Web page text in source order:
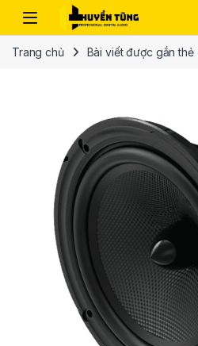
Trang chủ Bài viết được gắn thẻ